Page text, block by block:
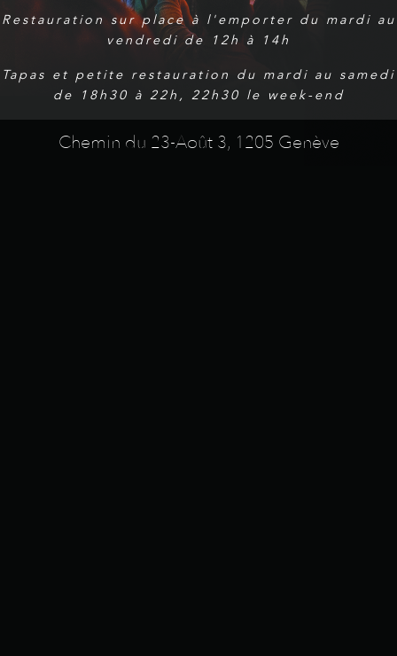
Restauration sur place à l'emporter du mardi au
vendredi de 12h à 14h
Tapas et petite restauration du mardi au samedi
de 18h30 à 22h, 22h30 le week-end
Chemin du 23-Août 3, 1205 Genève